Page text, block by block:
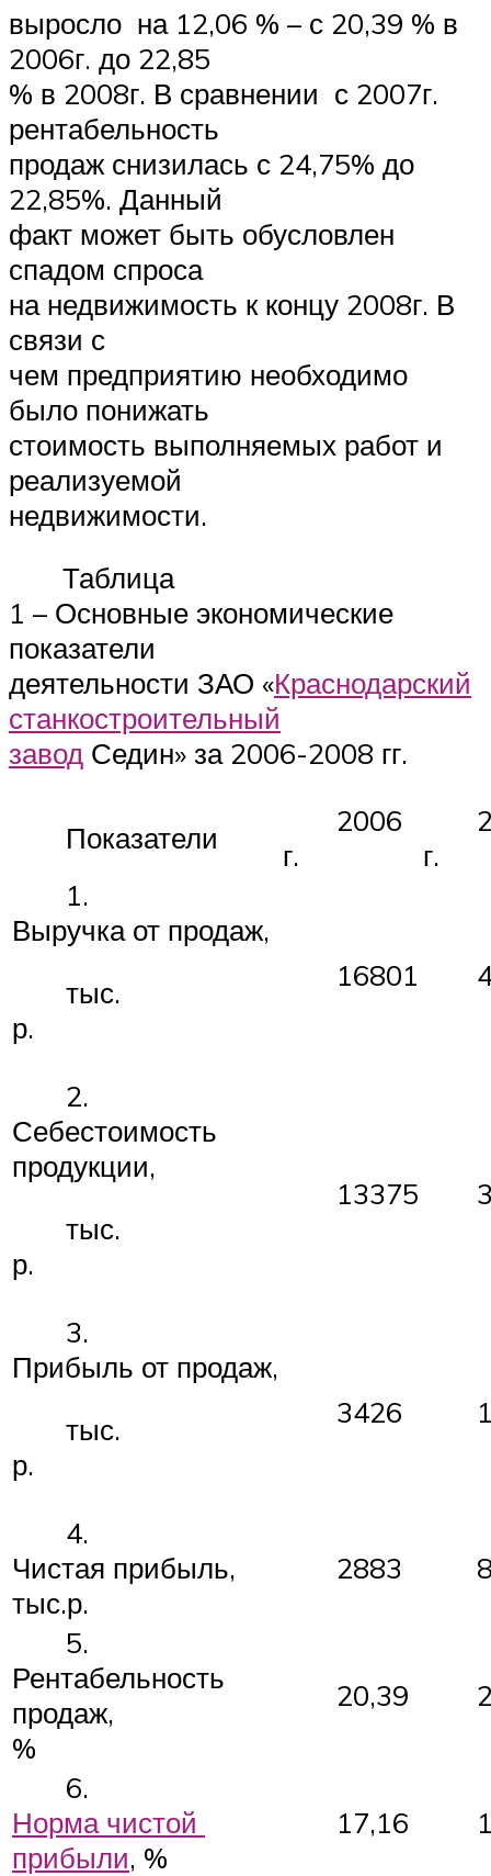
выросло на 12,06 % – с 20,39 % в
2006г. до 22,85
% в 2008г. В сравнении с 2007г.
рентабельность
продаж снизилась с 24,75% до
22,85%. Данный
факт может быть обусловлен
спадом спроса
на недвижимость к концу 2008г. В
связи с
чем предприятию необходимо
было понижать
стоимость выполняемых работ и
реализуемой
недвижимости.
Таблица
1 – Основные экономические
показатели
деятельности ЗАО «Краснодарский
станкостроительный
завод Седин» за 2006-2008 гг.
Показатели
2006
г.
г.
1.
Выручка от продаж,
тыс.
р.
16801
2.
Себестоимость
продукции,
тыс.
р.
13375
3.
Прибыль от продаж,
тыс.
р.
3426
4.
Чистая прибыль,
тыс.р.
2883
5.
Рентабельность
продаж,
%
20,39
6.
Норма чистой
прибыли, %
17,16